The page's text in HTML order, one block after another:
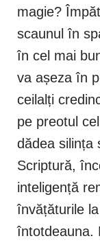
magie?
scaunul în
în cel mai
va așeza în
ceilalți
pe preotul
dădea silința
Scriptură,
inteligență
învățăturile
întotdeauna.